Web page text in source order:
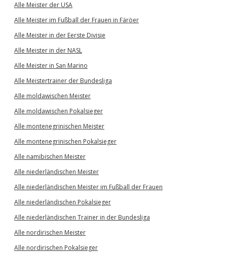
Alle Meister der USA
Alle Meister im Fußball der Frauen in Färöer
Alle Meister in der Eerste Divisie
Alle Meister in der NASL
Alle Meister in San Marino
Alle Meistertrainer der Bundesliga
Alle moldawischen Meister
Alle moldawischen Pokalsieger
Alle montenegrinischen Meister
Alle montenegrinischen Pokalsieger
Alle namibischen Meister
Alle niederländischen Meister
Alle niederländischen Meister im Fußball der Frauen
Alle niederländischen Pokalsieger
Alle niederländischen Trainer in der Bundesliga
Alle nordirischen Meister
Alle nordirischen Pokalsieger